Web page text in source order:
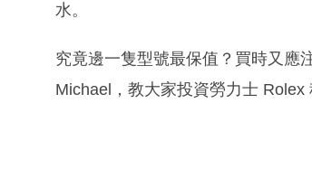
水。
究竟邊一隻型號最保值？買時又應
Michael，教大家投資勞力士 Rolex